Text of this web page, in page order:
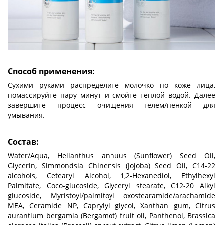
Способ применения:
Сухими руками распределите молочко по коже лица,
помассируйте пару минут и смойте теплой водой. Далее
завершите процесс очищения гелем/пенкой для
умывания.
Состав:
Water/Aqua, Helianthus annuus (Sunflower) Seed Oil,
Glycerin, Simmondsia Chinensis (Jojoba) Seed Oil, C14-22
alcohols, Cetearyl Alcohol, 1,2-Hexanediol, Ethylhexyl
Palmitate, Coco-glucoside, Glyceryl stearate, C12-20 Alkyl
glucoside, Myristoyl/palmitoyl oxostearamide/arachamide
MEA, Ceramide NP, Caprylyl glycol, Xanthan gum, Citrus
aurantium bergamia (Bergamot) fruit oil, Panthenol, Brassica